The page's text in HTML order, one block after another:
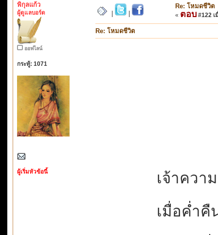
พิกุลแก้ว
ผู้ดูแลบอร์ด
ออฟไลน์
กระทู้: 1071
ผู้เริ่มหัวข้อนี้
Re: โหมดชีวิต
« ตอบ #122 เ
Re: โหมดชีวิต
เจ้าควา
เมื่อค่ำคื